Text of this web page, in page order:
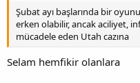
Şubat ayı başlarında bir
erken olabilir, ancak aciliyet,
mücadele eden Utah cazına
Selam hemfikir olanlara